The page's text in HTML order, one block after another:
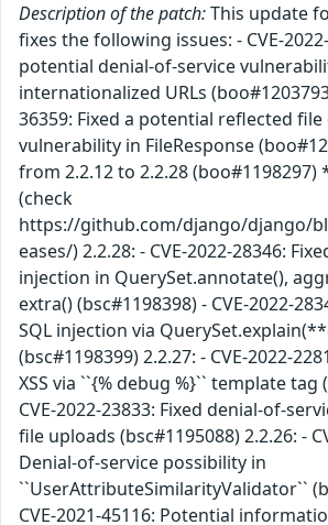
Description of the patch:This update
fixes the following issues: - CVE-
potential denial-of-service
internationalized URLs
36359: Fixed a potential reflected
vulnerability in FileResponse
from 2.2.12 to 2.2.28 (boo#1198297)
(check
https://github.com/django/django/
eases/) 2.2.28: - CVE-2022-28346:
injection in QuerySet.annotate(),
extra() (bsc#1198398) - CVE-2022-
SQL injection via
(bsc#1198399) 2.2.27: - CVE-2022-
XSS via ``{% debug %}`` template tag
CVE-2022-23833: Fixed denial-of-
file uploads (bsc#1195088) 2.2.26: -
Denial-of-service possibility in
``UserAttributeSimilarityValidator``
CVE-2021-45116: Potential